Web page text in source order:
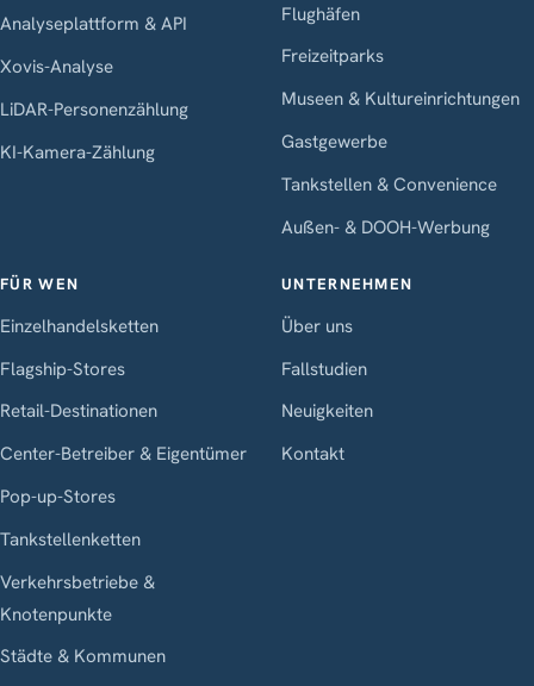
Analyseplattform & API
Xovis-Analyse
LiDAR-Personenzählung
KI-Kamera-Zählung
Flughäfen
Freizeitparks
Museen & Kultureinrichtungen
Gastgewerbe
Tankstellen & Convenience
Außen- & DOOH-Werbung
FÜR WEN
Einzelhandelsketten
Flagship-Stores
Retail-Destinationen
Center-Betreiber & Eigentümer
Pop-up-Stores
Tankstellenketten
Verkehrsbetriebe &
Knotenpunkte
Städte & Kommunen
UNTERNEHMEN
Über uns
Fallstudien
Neuigkeiten
Kontakt